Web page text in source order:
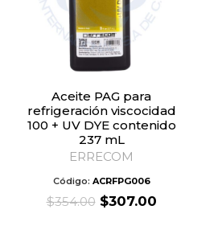
Aceite PAG para
refrigeración viscocidad
100 + UV DYE contenido
237 mL
ERRECOM
Código: ACRFPG006
$354.00 Original
$307.00Current